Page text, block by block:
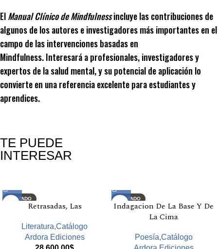
ElManual Clínico de Mindfulnessincluye las contribuciones de
algunos de los autores e investigadores más importantes en el
campo de las intervenciones basadas en
Mindfulness. Interesará a profesionales, investigadores y
expertos de la salud mental, y su potencial de aplicación lo
convierte en una referencia excelente para estudiantes y
aprendices.
TE PUEDE
INTERESAR
AGOTADO
Retrasadas, Las
Literatura,Catálogo
Ardora Ediciones
AGOTADO
Indagacion De La Base Y De
La Cima
Poesía,Catálogo